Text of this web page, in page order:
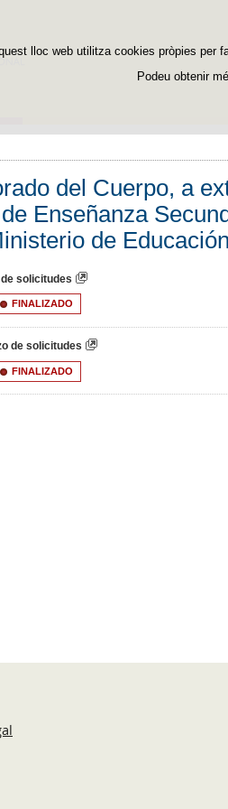
lloc web utilitza cookies pròpies per
Podeu obtenir
del Cuerpo, a
Enseñanza
de
solicitudes
FINALIZADO
de solicitudes
FINALIZADO